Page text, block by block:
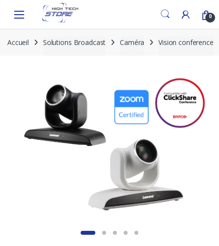
navigation
content
0
Accueil Solutions Broadcast Caméra Vision conference